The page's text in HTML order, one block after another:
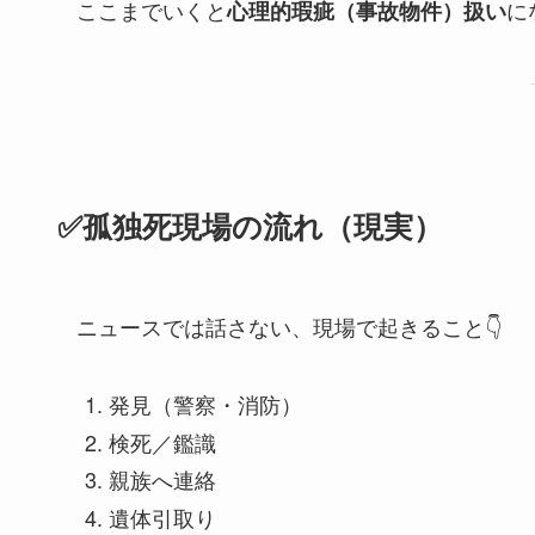
ここまでいくと心理的瑕疵（事故物件）扱いに
✅孤独死現場の流れ（現実）
ニュースでは話さない、現場で起きること👇
発見（警察・消防）
検死／鑑識
親族へ連絡
遺体引取り